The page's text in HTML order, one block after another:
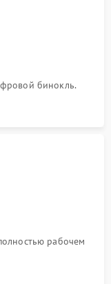
бинокль.
рабочем